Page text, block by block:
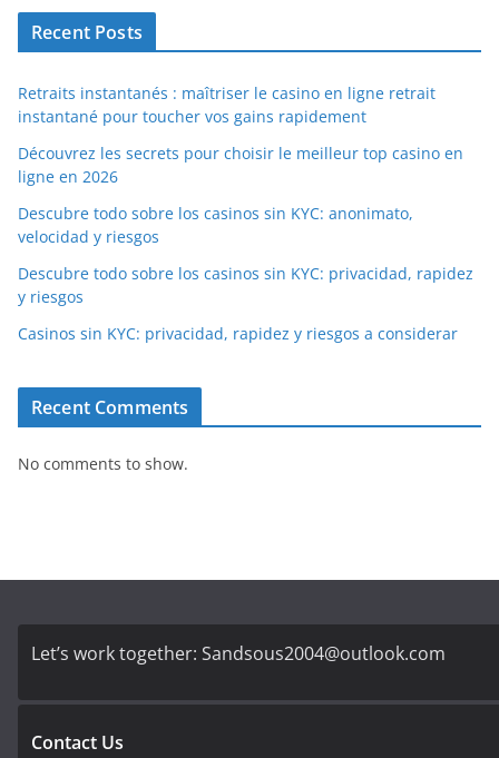
Recent Posts
Retraits instantanés : maîtriser le casino en ligne retrait
instantané pour toucher vos gains rapidement
Découvrez les secrets pour choisir le meilleur top casino en
ligne en 2026
Descubre todo sobre los casinos sin KYC: anonimato,
velocidad y riesgos
Descubre todo sobre los casinos sin KYC: privacidad, rapidez
y riesgos
Casinos sin KYC: privacidad, rapidez y riesgos a considerar
Recent Comments
No comments to show.
Let’s work together: Sandsous2004@outlook.com
Contact Us